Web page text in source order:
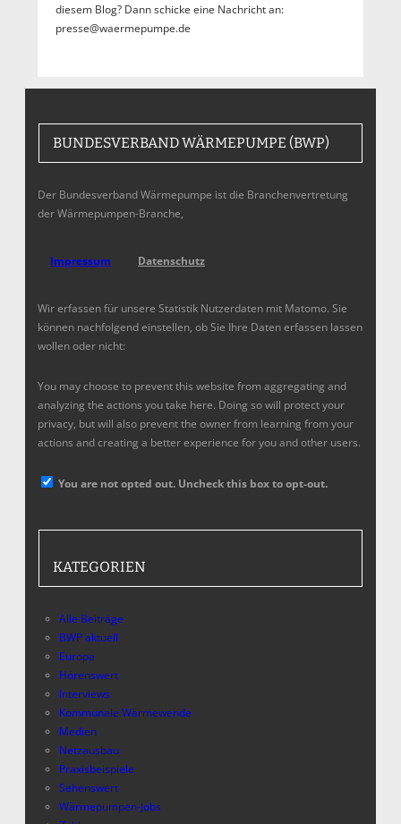
diesem Blog? Dann schicke eine Nachricht an:
presse@waermepumpe.de
BUNDESVERBAND WÄRMEPUMPE (BWP)
Der Bundesverband Wärmepumpe ist die Branchenvertretung
der Wärmepumpen-Branche,
Impressum Datenschutz
Wir erfassen für unsere Statistik Nutzerdaten mit Matomo. Sie
können nachfolgend einstellen, ob Sie Ihre Daten erfassen lassen
wollen oder nicht:
You may choose to prevent this website from aggregating and
analyzing the actions you take here. Doing so will protect your
privacy, but will also prevent the owner from learning from your
actions and creating a better experience for you and other users.
You are not opted out. Uncheck this box to opt-out.
KATEGORIEN
Alle Beiträge
BWP aktuell
Europa
Hörenswert
Interviews
Kommunale Wärmewende
Medien
Netzausbau
Praxisbeispiele
Sehenswert
Wärmepumpen-Jobs